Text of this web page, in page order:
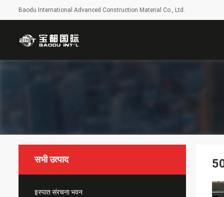
Baodu International Advanced Construction Material Co., Ltd.
सभी उत्पाद
इस्पात संरचना भवन